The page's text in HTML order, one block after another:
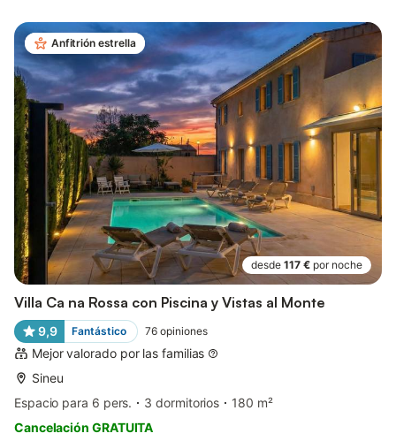
Anfitrión estrella
desde 117 € por noche
Villa Ca na Rossa con Piscina y Vistas al Monte
9,9 Fantástico 76 opiniones
Mejor valorado por las familias
Sineu
Espacio para 6 pers.
3 dormitorios
180 m²
Cancelación GRATUITA